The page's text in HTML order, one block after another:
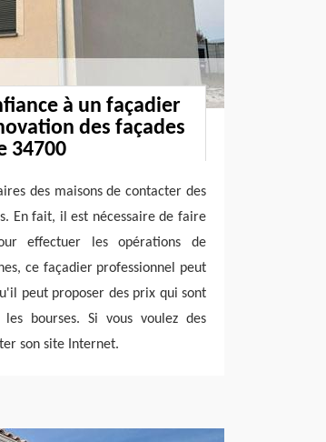
à un façadier
des façades
34700
des maisons de contacter des
En fait, il est nécessaire de faire
effectuer les opérations de
ce façadier professionnel peut
peut proposer des prix qui sont
bourses. Si vous voulez des
son site Internet.